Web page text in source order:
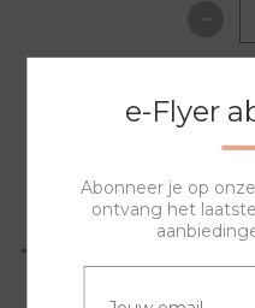
NAAR
e-Flyer
Abonneer je op
ontvang het